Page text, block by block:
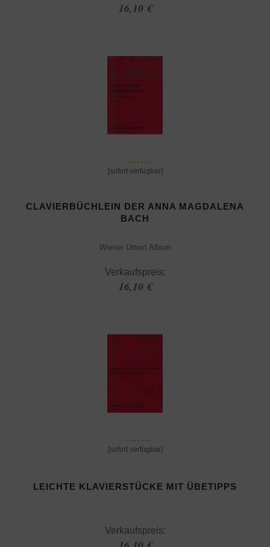
16,10 €
[sofort verfügbar]
CLAVIERBÜCHLEIN DER ANNA MAGDALENA
BACH
Wiener Urtext Album
Verkaufspreis:
16,10 €
[sofort verfügbar]
LEICHTE KLAVIERSTÜCKE MIT ÜBETIPPS
Verkaufspreis: